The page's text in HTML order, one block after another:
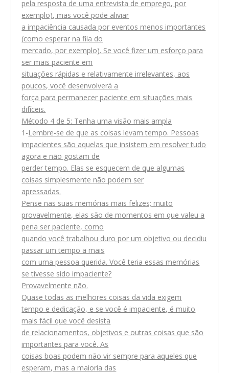
pela resposta de uma entrevista de emprego, por
exemplo), mas você pode aliviar
a impaciência causada por eventos menos importantes
(como esperar na fila do
mercado, por exemplo). Se você fizer um esforço para
ser mais paciente em
situações rápidas e relativamente irrelevantes, aos
poucos, você desenvolverá a
força para permanecer paciente em situações mais
difíceis.
Método 4 de 5: Tenha uma visão mais ampla
1-Lembre-se de que as coisas levam tempo. Pessoas
impacientes são aquelas que insistem em resolver tudo
agora e não gostam de
perder tempo. Elas se esquecem de que algumas
coisas simplesmente não podem ser
apressadas.
Pense nas suas memórias mais felizes; muito
provavelmente, elas são de momentos em que valeu a
pena ser paciente, como
quando você trabalhou duro por um objetivo ou decidiu
passar um tempo a mais
com uma pessoa querida. Você teria essas memórias
se tivesse sido impaciente?
Provavelmente não.
Quase todas as melhores coisas da vida exigem
tempo e dedicação, e se você é impaciente, é muito
mais fácil que você desista
de relacionamentos, objetivos e outras coisas que são
importantes para você. As
coisas boas podem não vir sempre para aqueles que
esperam, mas a maioria das